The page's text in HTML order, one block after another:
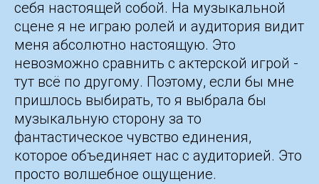
себя настоящей собой. На музыкальной
сцене я не играю ролей и аудитория видит
меня абсолютно настоящую. Это
невозможно сравнить с актерской игрой -
тут всё по другому. Поэтому, если бы мне
пришлось выбирать, то я выбрала бы
музыкальную сторону за то
фантастическое чувство единения,
которое объединяет нас с аудиторией. Это
просто волшебное ощущение.